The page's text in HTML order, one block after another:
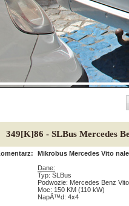
349[K]86 - SLBus Mercedes
Mikrobus Mercedes Vito
Dane:
Typ: SLBus
Podwozie: Mercedes Benz
Moc: 150 KM (110 kW)
NapÄ™d: 4x4